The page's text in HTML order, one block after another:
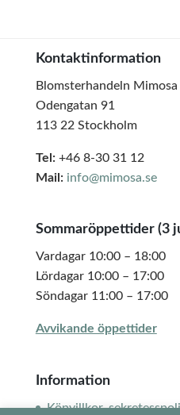
Kontaktinformation
Blomsterhandeln Mimosa
Odengatan 91
113 22 Stockholm
Tel:+46 8-30 31 12
Mail: info@mimosa.se
Sommaröppettider (3
Vardagar 10:00 – 18:00
Lördagar 10:00 – 17:00
Söndagar 11:00 – 17:00
Avvikande öppettider
Information
Köpvillkor,